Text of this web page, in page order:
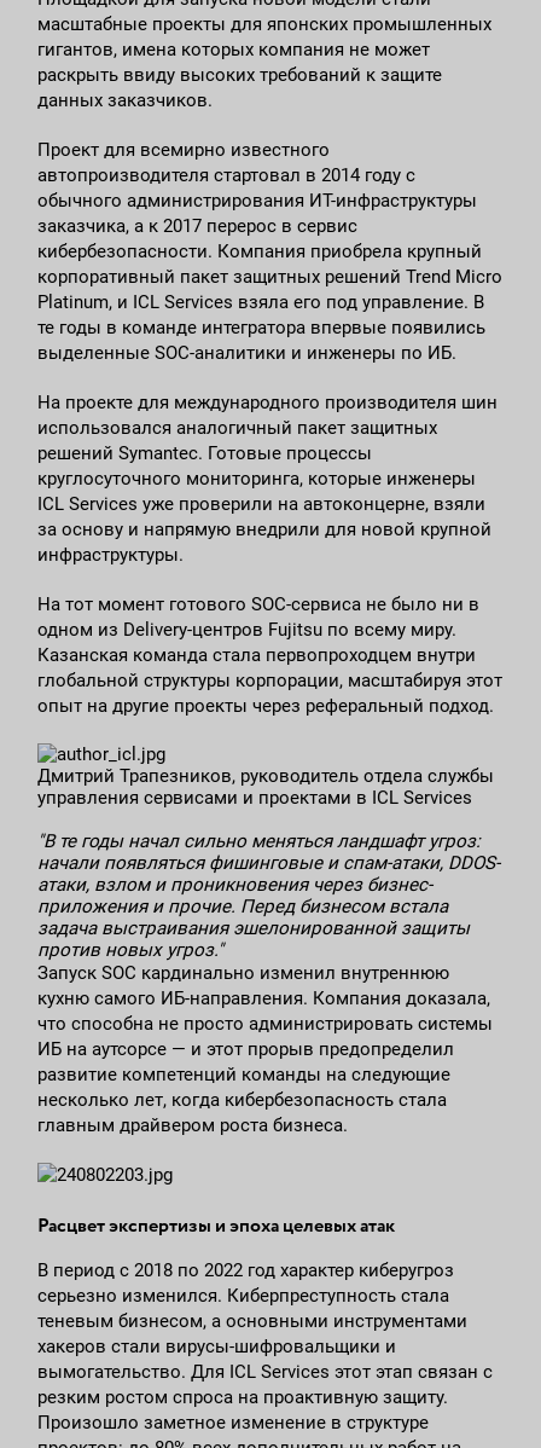
масштабные проекты для японских промышленных
гигантов, имена которых компания не может
раскрыть ввиду высоких требований к защите
данных заказчиков.
Проект для всемирно известного
автопроизводителя стартовал в 2014 году с
обычного администрирования ИТ-инфраструктуры
заказчика, а к 2017 перерос в сервис
кибербезопасности. Компания приобрела крупный
корпоративный пакет защитных решений Trend Micro
Platinum, и ICL Services взяла его под управление. В
те годы в команде интегратора впервые появились
выделенные SOC-аналитики и инженеры по ИБ.
На проекте для международного производителя шин
использовался аналогичный пакет защитных
решений Symantec. Готовые процессы
круглосуточного мониторинга, которые инженеры
ICL Services уже проверили на автоконцерне, взяли
за основу и напрямую внедрили для новой крупной
инфраструктуры.
На тот момент готового SOC-сервиса не было ни в
одном из Delivery-центров Fujitsu по всему миру.
Казанская команда стала первопроходцем внутри
глобальной структуры корпорации, масштабируя этот
опыт на другие проекты через реферальный подход.
Дмитрий Трапезников, руководитель отдела службы
управления сервисами и проектами в ICL Services
"В те годы начал сильно меняться ландшафт угроз:
начали появляться фишинговые и спам-атаки, DDOS-
атаки, взлом и проникновения через бизнес-
приложения и прочие. Перед бизнесом встала
задача выстраивания эшелонированной защиты
против новых угроз."
Запуск SOC кардинально изменил внутреннюю
кухню самого ИБ-направления. Компания доказала,
что способна не просто администрировать системы
ИБ на аутсорсе — и этот прорыв предопределил
развитие компетенций команды на следующие
несколько лет, когда кибербезопасность стала
главным драйвером роста бизнеса.
Расцвет экспертизы и эпоха целевых атак
В период с 2018 по 2022 год характер киберугроз
серьезно изменился. Киберпреступность стала
теневым бизнесом, а основными инструментами
хакеров стали вирусы-шифровальщики и
вымогательство. Для ICL Services этот этап связан с
резким ростом спроса на проактивную защиту.
Произошло заметное изменение в структуре